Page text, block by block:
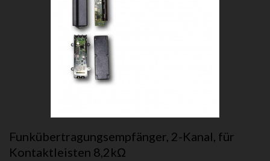
Funkübertragungsempfänger, 2-Kanal, für
Kontaktleisten 8,2kΩ